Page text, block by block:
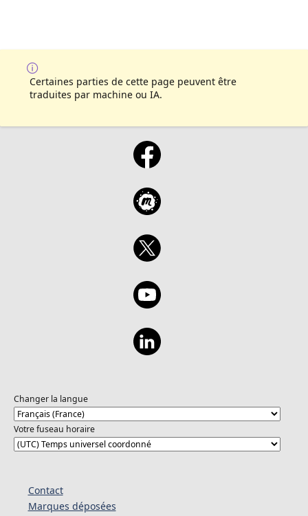
Certaines parties de cette page peuvent être
traduites par machine ou IA.
Changer la langue
Votre fuseau horaire
Contact
Marques déposées